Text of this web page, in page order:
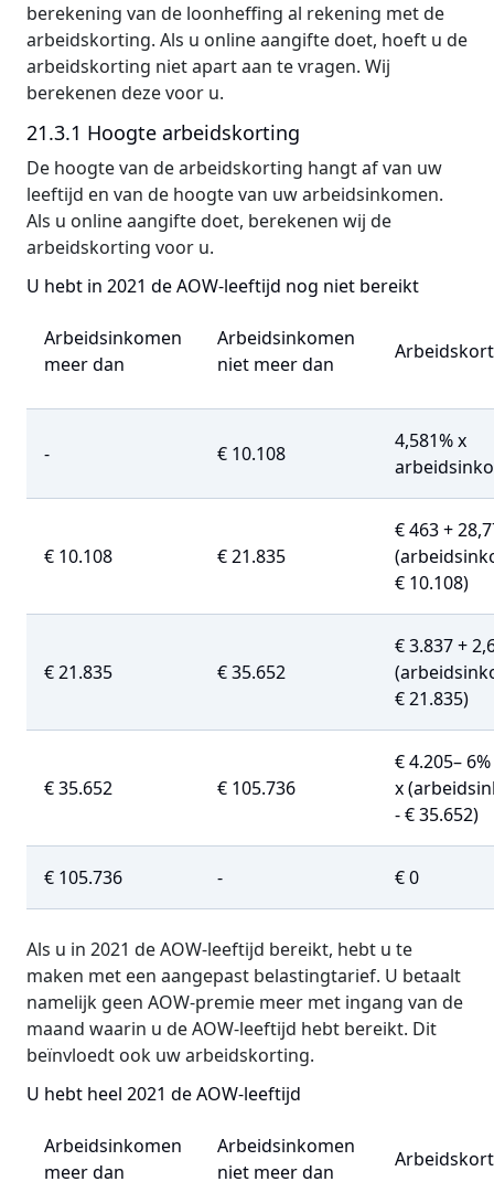
berekening van de loonheffing al rekening met de
arbeidskorting. Als u online aangifte doet, hoeft u de
arbeidskorting niet apart aan te vragen. Wij
berekenen deze voor u.
21.3.1 Hoogte arbeidskorting
De hoogte van de arbeidskorting hangt af van uw
leeftijd en van de hoogte van uw arbeidsinkomen.
Als u online aangifte doet, berekenen wij de
arbeidskorting voor u.
U hebt in 2021 de AOW-leeftijd nog niet bereikt
Arbeidsinkomen
meer dan
Arbeidsinkomen
niet meer dan
- € 10.108
4,581% x
€ 10.108 € 21.835
€ 463 +
€ 10.108)
€ 21.835 € 35.652
€ 3.837 +
€ 21.835)
€ 35.652 € 105.736
€ 4.205– 6%
x
- € 35.652)
€ 105.736 - € 0
Als u in 2021 de AOW-leeftijd bereikt, hebt u te
maken met een aangepast belastingtarief. U betaalt
namelijk geen AOW-premie meer met ingang van de
maand waarin u de AOW-leeftijd hebt bereikt. Dit
beïnvloedt ook uw arbeidskorting.
U hebt heel 2021 de AOW-leeftijd
Arbeidsinkomen
meer dan
Arbeidsinkomen
niet meer dan